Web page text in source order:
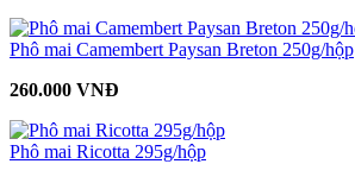
Phô mai Camembert Paysan Breton 250g/hộp
260.000 VNĐ
Phô mai Ricotta 295g/hộp